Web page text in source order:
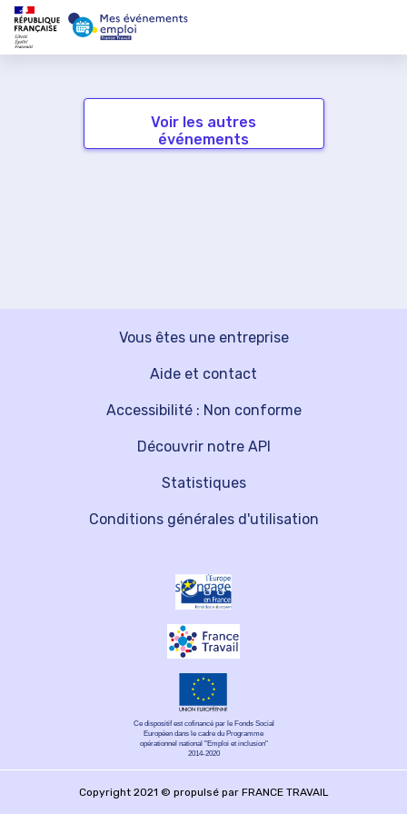
Voir les autres
événements
Vous êtes une entreprise
Découvrir notre API
Aide et contact
Statistiques
Accessibilité : Non conforme
Conditions générales d'utilisation
Ce dispositif est cofinancé par le Fonds Social
Européen dans le cadre du Programme
opérationnel national "Emploi et inclusion"
2014-2020
Copyright 2021 © propulsé par FRANCE TRAVAIL